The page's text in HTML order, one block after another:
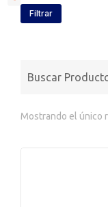
Filtrar
Mostrando el único